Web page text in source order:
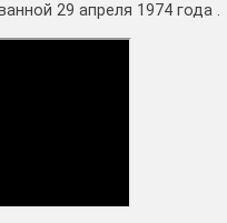
29 апреля 1974 года .